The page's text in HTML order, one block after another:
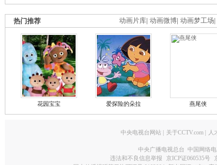
动画片库 动画微博 动画梦工场
热门推荐
花园宝宝 爱探险的朵拉 燕尾侠
中央电视台网站 关于CCTV.com 人
中央广播电视总台 中国网络
违法和不良信息举报
京ICP证060535号